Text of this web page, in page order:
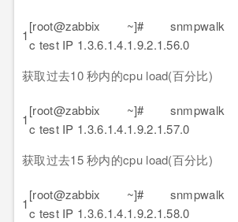
1
[root@zabbix ~]#
c test IP 1.3.6.1.4.1.9.2.1.56.0
获取过去10 秒内的cpu load(百分比)
1
[root@zabbix ~]#
c test IP 1.3.6.1.4.1.9.2.1.57.0
获取过去15 秒内的cpu load(百分比)
1
[root@zabbix ~]#
c test IP 1.3.6.1.4.1.9.2.1.58.0